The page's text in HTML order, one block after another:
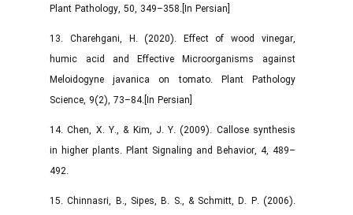
Plant Pathology, 50, 349–358.[In Persian]
13. Charehgani, H. (2020). Effect of wood vinegar,
humic acid and Effective Microorganisms against
Meloidogyne javanica on tomato. Plant Pathology
Science, 9(2), 73–84.[In Persian]
14. Chen, X. Y., & Kim, J. Y. (2009). Callose synthesis
in higher plants. Plant Signaling and Behavior, 4, 489–
492.
15. Chinnasri, B., Sipes, B. S., & Schmitt, D. P. (2006).